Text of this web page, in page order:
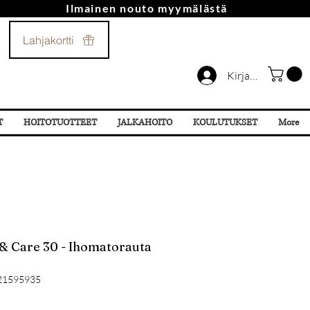
Kirjaudu
Ilmainen nouto myymälästä
Lahjakortti
HOITOTUOTTEET JALKAHOITO KOULUTUKSET More
Care 30 - Ihomatorauta